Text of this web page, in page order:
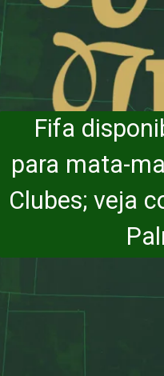
Fifa
para mata-
Clubes; veja